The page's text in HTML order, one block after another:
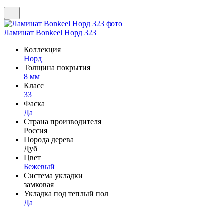
Ламинат Bonkeel Норд 323
Коллекция
Норд
Толщина покрытия
8 мм
Класс
33
Фаска
Да
Страна производителя
Россия
Порода дерева
Дуб
Цвет
Бежевый
Система укладки
замковая
Укладка под теплый пол
Да